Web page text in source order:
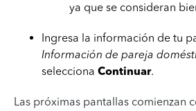
ya que se consideran
Ingresa la información de tu
Información de pareja
selecciona Continuar.
Las próximas pantallas comienzan